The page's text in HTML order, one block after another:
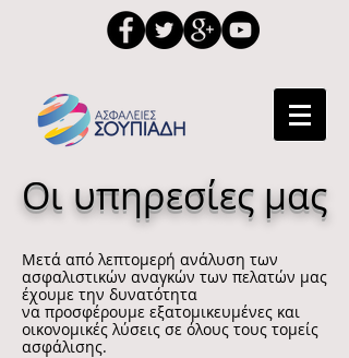
Οι υπηρεσίες μας
Μετά από λεπτομερή ανάλυση των
ασφαλιστικών αναγκών των πελατών μας
έχουμε την δυνατότητα
να προσφέρουμε εξατομικευμένες και
οικονομικές λύσεις σε όλους τους τομείς
ασφάλισης.